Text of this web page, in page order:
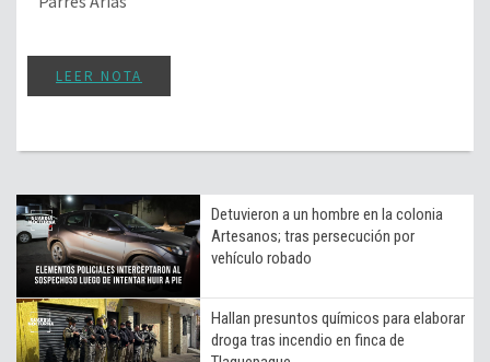
LEER NOTA
Detuvieron a un hombre en la colonia
Artesanos; tras persecución por
vehículo robado
Hallan presuntos químicos para elaborar
droga tras incendio en finca de